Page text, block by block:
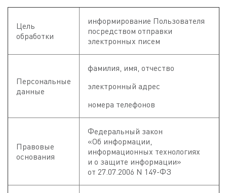
Цель
обработки
информирование Пользователя
посредством отправки
электронных писем
Персональные
данные
фамилия, имя, отчество
электронный адрес
номера телефонов
Правовые
основания
Федеральный закон
«Об информации,
информационных технологиях
и о защите информации»
от 27.07.2006 N 149-ФЗ